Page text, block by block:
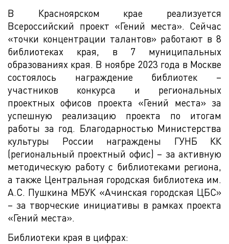
В Красноярском крае реализуется
Всероссийский проект «Гений места». Сейчас
«точки концентрации талантов» работают в 8
библиотеках края, в 7 муниципальных
образованиях края. В ноябре 2023 года в Москве
состоялось награждение библиотек –
участников конкурса и региональных
проектных офисов проекта «Гений места» за
успешную реализацию проекта по итогам
работы за год. Благодарностью Министерства
культуры России награждены ГУНБ КК
(региональный проектный офис) – за активную
методическую работу с библиотеками региона,
а также Центральная городская библиотека им.
А.С. Пушкина МБУК «Ачинская городская ЦБС»
– за творческие инициативы в рамках проекта
«Гений места».
Библиотеки края в цифрах: